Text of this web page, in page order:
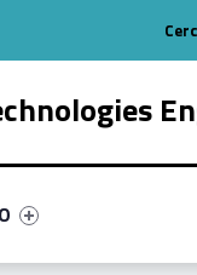
menu-primary-